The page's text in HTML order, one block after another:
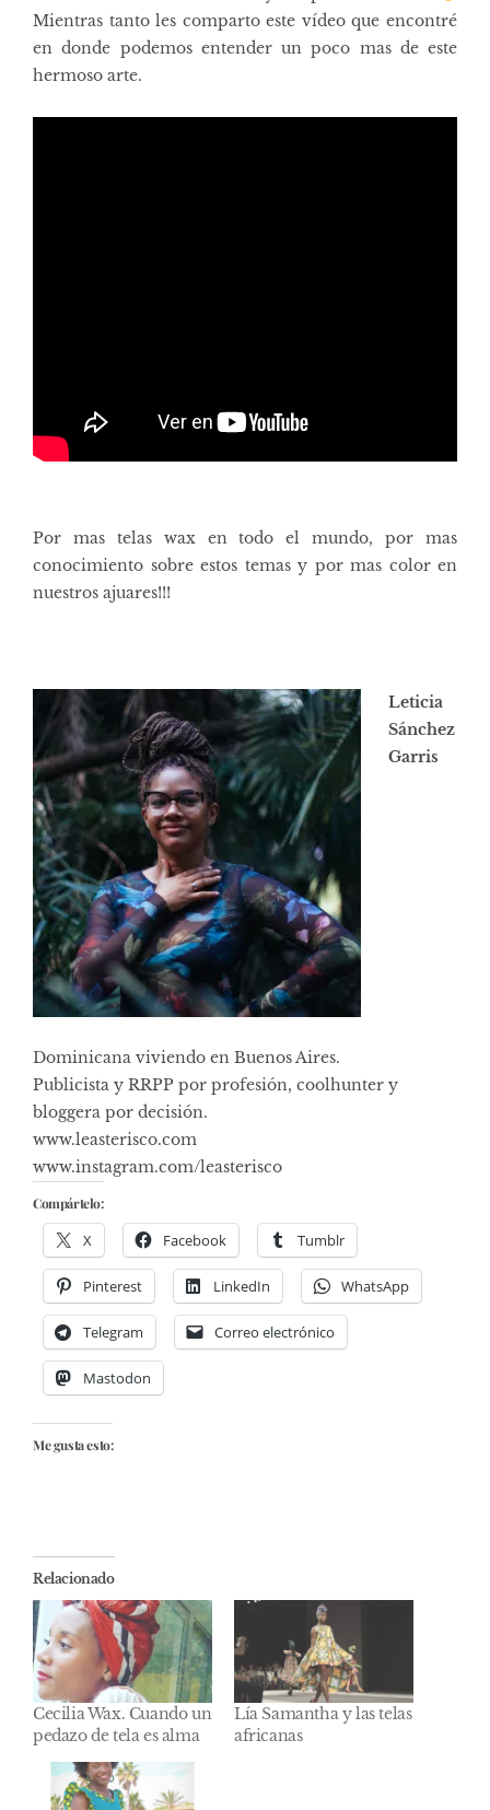
Mientras tanto les comparto este vídeo que encontré
en donde podemos entender un poco mas de este
hermoso arte.
Por mas telas wax en todo el mundo, por mas
conocimiento sobre estos temas y por mas color en
nuestros ajuares!!!
Leticia
Sánchez
Garris
Dominicana viviendo en Buenos Aires.
Publicista y RRPP por profesión, coolhunter y
bloggera por decisión.
www.leasterisco.com
www.instagram.com/leasterisco
Compártelo:
X Facebook Tumblr
Pinterest LinkedIn WhatsApp
Telegram Correo electrónico
Mastodon
Me gusta esto:
Relacionado
Cecilia Wax. Cuando un
pedazo de tela es alma
Lía Samantha y las telas
africanas